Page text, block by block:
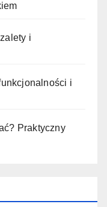
i
i
Praktyczny